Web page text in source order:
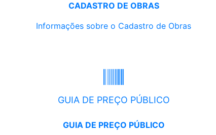
CADASTRO DE OBRAS
Informações sobre o Cadastro de Obras
GUIA DE PREÇO PÚBLICO
GUIA DE PREÇO PÚBLICO